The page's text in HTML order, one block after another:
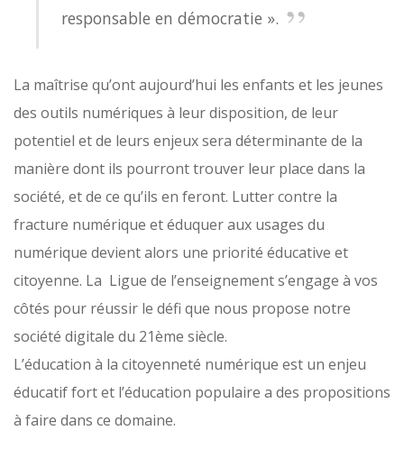
responsable en démocratie ».
La maîtrise qu’ont aujourd’hui les enfants et les jeunes
des outils numériques à leur disposition, de leur
potentiel et de leurs enjeux sera déterminante de la
manière dont ils pourront trouver leur place dans la
société, et de ce qu’ils en feront. Lutter contre la
fracture numérique et éduquer aux usages du
numérique devient alors une priorité éducative et
citoyenne. La Ligue de l’enseignement s’engage à vos
côtés pour réussir le défi que nous propose notre
société digitale du 21ème siècle.
L’éducation à la citoyenneté numérique est un enjeu
éducatif fort et l’éducation populaire a des propositions
à faire dans ce domaine.